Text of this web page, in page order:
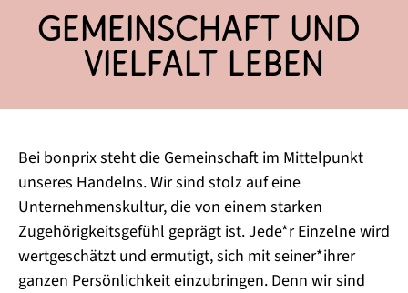
Gemeinschaft und
Vielfalt leben
Bei bonprix steht die Gemeinschaft im Mittelpunkt
unseres Handelns. Wir sind stolz auf eine
Unternehmenskultur, die von einem starken
Zugehörigkeitsgefühl geprägt ist. Jede*r Einzelne wird
wertgeschätzt und ermutigt, sich mit seiner*ihrer
ganzen Persönlichkeit einzubringen. Denn wir sind